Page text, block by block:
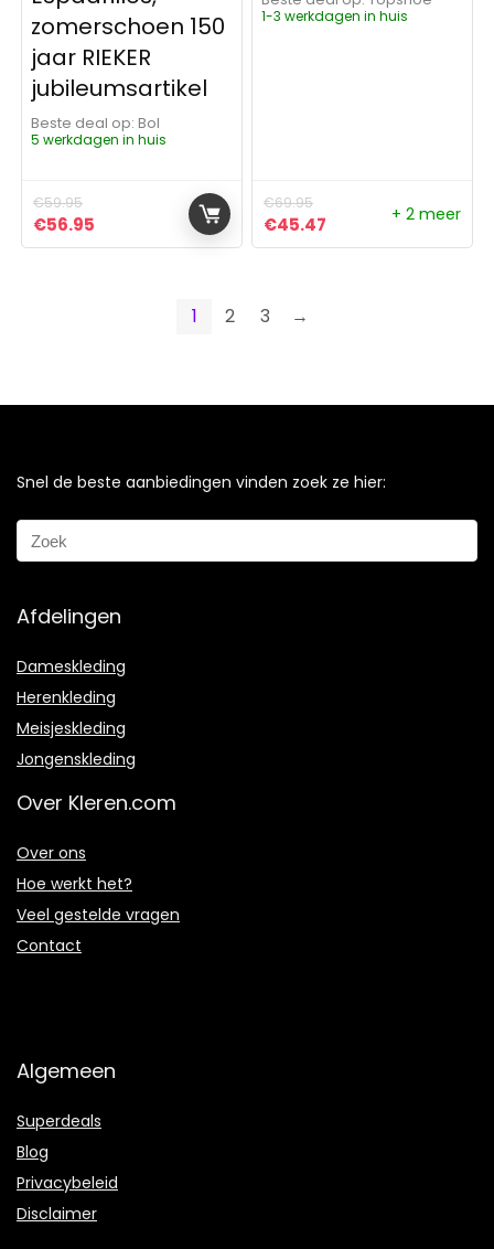
zomerschoen 150
jaar RIEKER
jubileumsartikel
Beste deal op:
Bol
5 werkdagen in huis
€59.95
Oorspronkelijke prijs was: €59.95.
€56.95 Huidige prijs is: €56.95.
1-3 werkdagen in huis
€69.95
Oorspronkelijke prijs
€45.47 Huidige prijs is:
+ 2 meer
1 2 3 →
Snel de beste aanbiedingen vinden zoek ze hier:
Afdelingen
Dameskleding
Herenkleding
Meisjeskleding
Jongenskleding
Over Kleren.com
Over ons
Hoe werkt het?
Veel gestelde vragen
Contact
Algemeen
Superdeals
Blog
Privacybeleid
Disclaimer